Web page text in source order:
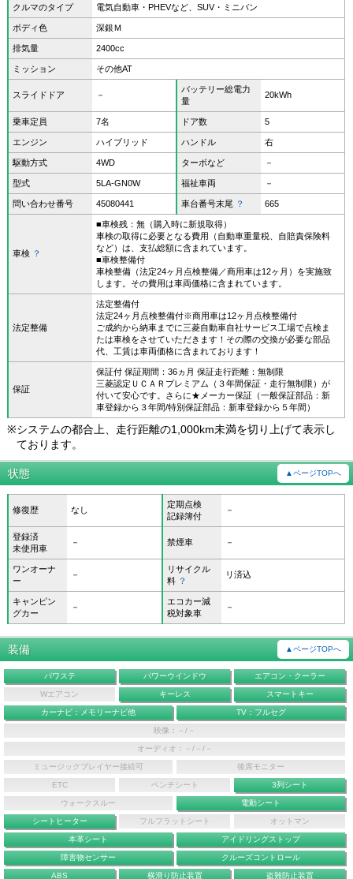
クルマのタイプ 電気自動車・PHEVなど、SUV・ミニバン
ボディ色 深銀Ｍ
排気量 2400cc
ミッション その他AT
スライドドア －
バッテリー総電力
量
20kWh
乗車定員 7名 ドア数 5
エンジン ハイブリッド ハンドル 右
駆動方式 4WD ターボなど －
型式 5LA-GN0W 福祉車両 －
問い合わせ番号 45080441 車台番号末尾 ？ 665
車検 ？
■車検残：無（購入時に新規取得）
車検の取得に必要となる費用（自動車重量税、自賠責保険料
など）は、支払総額に含まれています。
■車検整備付
車検整備（法定24ヶ月点検整備／商用車は12ヶ月）を実施致
します。その費用は車両価格に含まれています。
法定整備
法定整備付
法定24ヶ月点検整備付※商用車は12ヶ月点検整備付
ご成約から納車までに三菱自動車自社サービス工場で点検ま
たは車検をさせていただきます！その際の交換が必要な部品
代、工賃は車両価格に含まれております！
保証
保証付 保証期間：36ヵ月 保証走行距離：無制限
三菱認定ＵＣＡＲプレミアム（３年間保証・走行無制限）が
付いて安心です。さらに★メーカー保証（一般保証部品：新
車登録から３年間/特別保証部品：新車登録から５年間）
※システムの都合上、走行距離の1,000km未満を切り上げて表示し
ております。
状態 ▲ページTOPへ
修復歴 なし
定期点検
記録簿付
－
登録済
未使用車
－ 禁煙車 －
ワンオーナ
ー
－
リサイクル
料 ？
リ済込
キャンピン
グカー
－
エコカー減
税対象車
－
装備 ▲ページTOPへ
パワステ パワーウインドウ エアコン・クーラー
Wエアコン キーレス スマートキー
カーナビ：メモリーナビ他 TV：フルセグ
映像：－/－
オーディオ：－/－/－
ミュージックプレイヤー接続可 後席モニター
ETC ベンチシート 3列シート
ウォークスルー 電動シート
シートヒーター フルフラットシート オットマン
本革シート アイドリングストップ
障害物センサー クルーズコントロール
ABS 横滑り防止装置 盗難防止装置